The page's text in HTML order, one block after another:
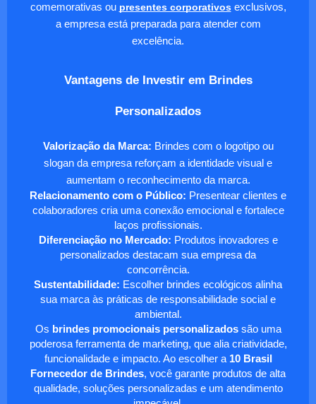
comemorativas ou presentes corporativosexclusivos,
a empresa está preparada para atender com
excelência.
Vantagens de Investir em Brindes
Personalizados
Valorização da Marca: Brindes com o logotipo ou
slogan da empresa reforçam a identidade visual e
aumentam o reconhecimento da marca.
Relacionamento com o Público: Presentear clientes e
colaboradores cria uma conexão emocional e fortalece
laços profissionais.
Diferenciação no Mercado: Produtos inovadores e
personalizados destacam sua empresa da
concorrência.
Sustentabilidade: Escolher brindes ecológicos alinha
sua marca às práticas de responsabilidade social e
ambiental.
Os brindes promocionais personalizadossão uma
poderosa ferramenta de marketing, que alia criatividade,
funcionalidade e impacto. Ao escolher a 10 Brasil
Fornecedor de Brindes, você garante produtos de alta
qualidade, soluções personalizadas e um atendimento